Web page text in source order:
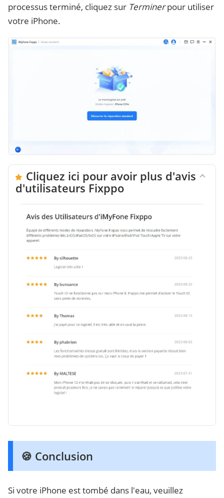
processus terminé, cliquez sur Terminerpour utiliser
votre iPhone.
Cliquez ici pour avoir plus d'avis
d'utilisateurs Fixppo
🍪 Conclusion
Si votre iPhone est tombé dans l'eau, veuillez